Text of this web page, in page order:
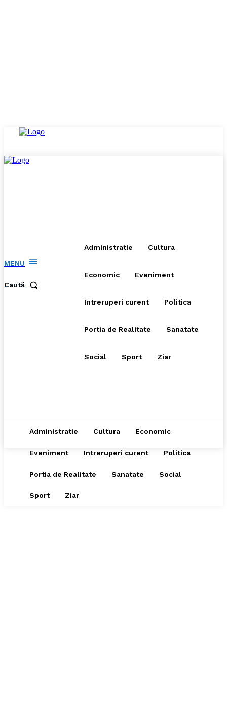
MENU
Caută
Administratie Cultura Economic
Eveniment Intreruperi curent Politica
Portia de Realitate Sanatate Social
Sport Ziar
Administratie Cultura
Economic Eveniment
Intreruperi curent Politica
Portia de Realitate Sanatate
Social Sport Ziar